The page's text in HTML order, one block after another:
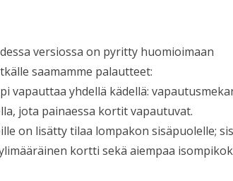
versiossa on pyritty huomioimaan
saamamme palautteet:
vapauttaa yhdellä kädellä:
jota painaessa kortit vapautuvat.
on lisätty tilaa lompakon sisäpuolelle;
kortti sekä aiempaa